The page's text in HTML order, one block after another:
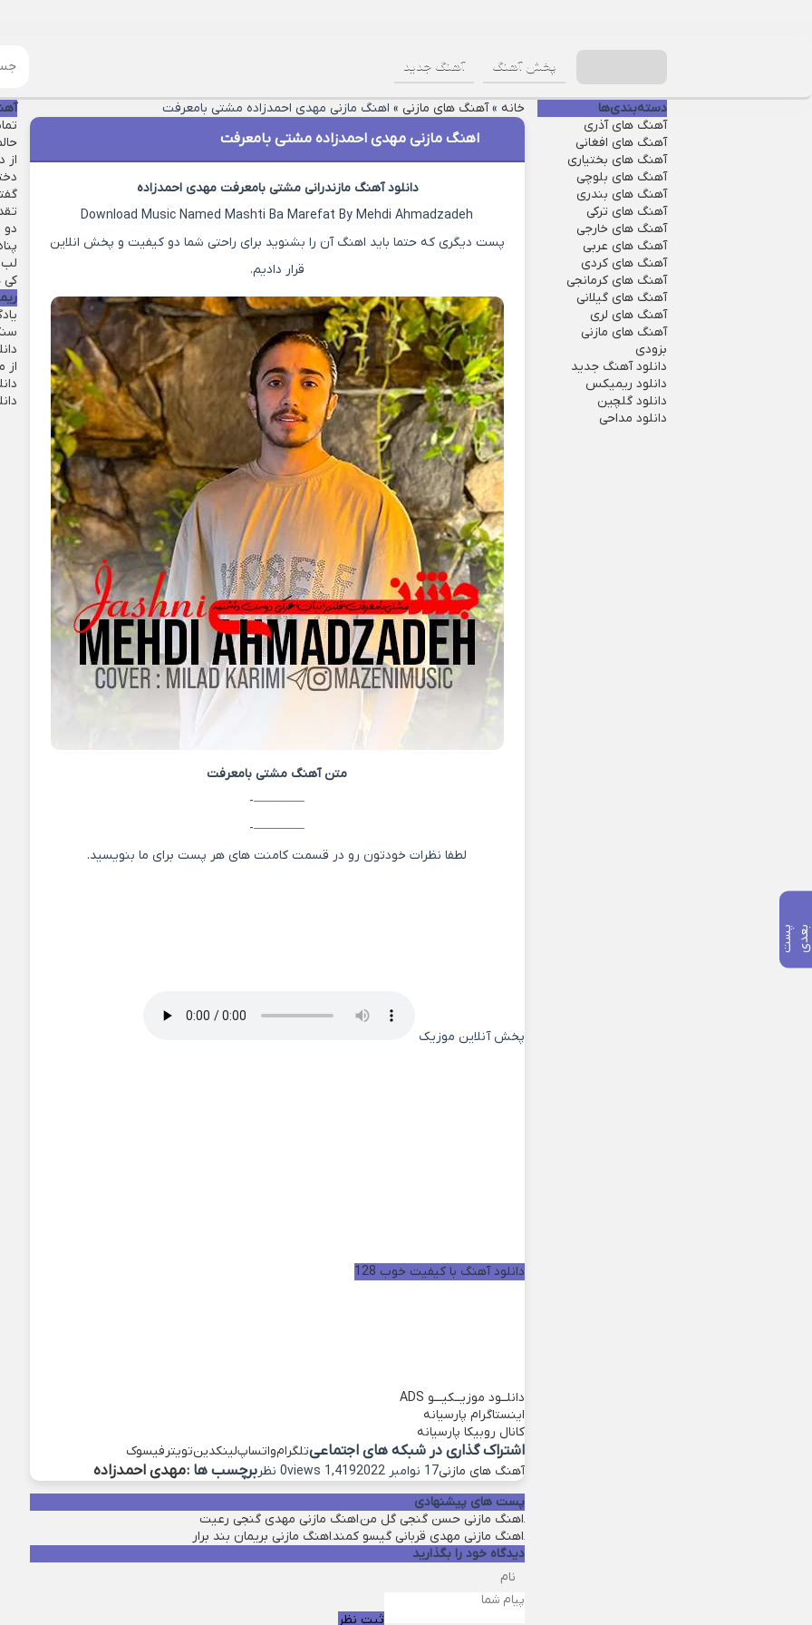
پخش آهنگ آهنگ جدید
خانه »آهنگ های مازنی » اهنگ مازنی مهدی احمدزاده مشتی بامعرفت
پ
س
ت
ب
ع
د ی
اهنگ مازنی مهدی احمدزاده مشتی بامعرفت
دانلود آهنگ مازندرانی مشتی بامعرفت مهدی احمدزاده
Download Music Named Mashti Ba Marefat By Mehdi Ahmadzadeh
پست دیگری که حتما باید اهنگ آن را بشنوید برای راحتی شما دو کیفیت و پخش انلاین
قرار دادیم.
متن آهنگ مشتی بامعرفت
————-
————-
لطفا نظرات خودتون رو در قسمت کامنت های هر پست برای ما بنویسید.
پخش آنلاین موزیک
دانلود آهنگ با کیفیت خوب 128
دانلــود موزیــکیـــو ADS
اینستاگرام پارسیانه
کانال روبیکا پارسیانه
اشتراک گذاری در شبکه های اجتماعیتلگرامواتساپلینکدینتویتر فیسوک
آهنگ های مازنی17 نوامبر 2022 1,419 views 0 نظر برچسب ها :مهدی احمدزاده
پست های پیشنهادی
اهنگ مازنی حسن گنجی گل مناهنگ مازنی مهدی گنجی رعیت
اهنگ مازنی مهدی قربانی گیسو کمنداهنگ مازنی بریمان بند برار
دیدگاه خود را بگذارید
ثبت نظر
دسته‌بندی‌ها
آهنگ های آذری
آهنگ های افغانی
آهنگ های بختیاری
آهنگ های بلوچی
آهنگ های بندری
آهنگ های ترکی
آهنگ های خارجی
آهنگ های عربی
آهنگ های کردی
آهنگ های کرمانجی
آهنگ های گیلانی
آهنگ های لری
آهنگ های مازنی
بزودی
دانلود آهنگ جدید
دانلود ریمیکس
دانلود گلچین
دانلود مداحی
دو
کی
از